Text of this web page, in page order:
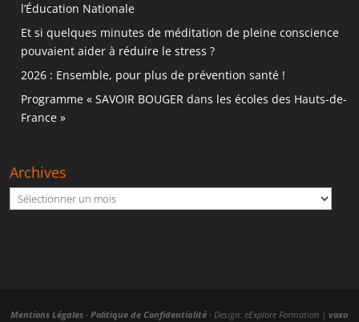
l’Éducation Nationale
Et si quelques minutes de méditation de pleine conscience
pouvaient aider à réduire le stress ?
2026 : Ensemble, pour plus de prévention santé !
Programme « SAVOIR BOUGER dans les écoles des Hauts-de-
France »
Archives
Archives
Mentions Légales -Politique de Confidentialité - Design: eExplore Formation |voxo